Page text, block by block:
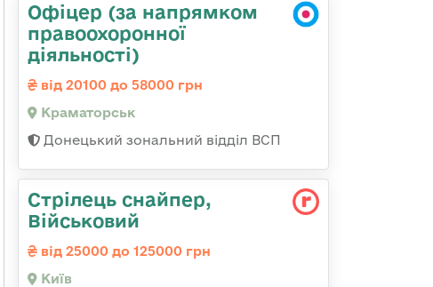
Офіцер (за напрямком
правоохоронної
діяльності)
від 20100 до 58000 грн
Краматорськ
Донецький зональний відділ ВСП
Стрілець снайпер,
Військовий
від 25000 до 125000 грн
Київ